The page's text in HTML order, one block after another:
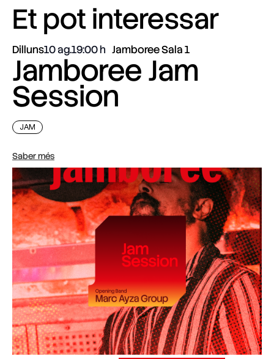
Et pot interessar
Dilluns10 ag.19:00 Jamboree Sala 1
Jamboree Jam
Session
JAM
Saber més